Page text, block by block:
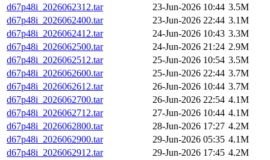
d67p48i_2026062312.tar
23-Jun-2026 10:44 3.5M
d67p48i_2026062400.tar
23-Jun-2026 22:44 3.1M
d67p48i_2026062412.tar
24-Jun-2026 10:43 3.3M
d67p48i_2026062500.tar
24-Jun-2026 21:24 2.9M
d67p48i_2026062512.tar
25-Jun-2026 10:54 3.5M
d67p48i_2026062600.tar
25-Jun-2026 22:44 3.7M
d67p48i_2026062612.tar
26-Jun-2026 10:44 3.7M
d67p48i_2026062700.tar
26-Jun-2026 22:54 4.1M
d67p48i_2026062712.tar
27-Jun-2026 10:44 4.1M
d67p48i_2026062800.tar
28-Jun-2026 17:27 4.2M
d67p48i_2026062900.tar
29-Jun-2026 05:35 4.1M
d67p48i_2026062912.tar
29-Jun-2026 17:45 4.2M